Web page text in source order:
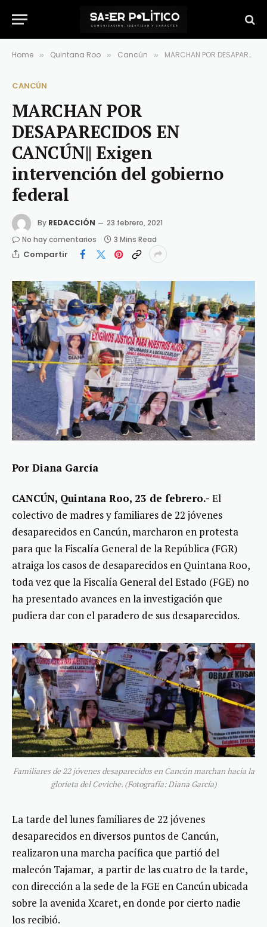
Home » Quintana Roo » Cancún » MARCHAN POR DESAPARECIDOS EN CANCÚN|| Exigen intervención del gobierno federal
CANCÚN
MARCHAN POR
DESAPARECIDOS EN
CANCÚN|| Exigen
intervención del gobierno
federal
By REDACCIÓN
23 febrero, 2021
No hay comentarios
3 Mins Read
Compartir
Por Diana García
CANCÚN, Quintana Roo, 23 de febrero.- El
colectivo de madres y familiares de 22 jóvenes
desaparecidos en Cancún, marcharon en protesta
para que la Fiscalía General de la República (FGR)
atraiga los casos de desaparecidos en Quintana Roo,
toda vez que la Fiscalía General del Estado (FGE) no
ha presentado avances en la investigación que
pudiera dar con el paradero de sus desaparecidos.
Familiares de 22 jóvenes desaparecidos en Cancún marchan hacía la
glorieta del Ceviche. (Fotografía: Diana García)
La tarde del lunes familiares de 22 jóvenes
desaparecidos en diversos puntos de Cancún,
realizaron una marcha pacífica que partió del
malecón Tajamar, a partir de las cuatro de la tarde,
con dirección a la sede de la FGE en Cancún ubicada
sobre la avenida Xcaret, en donde por cierto nadie
los recibió.